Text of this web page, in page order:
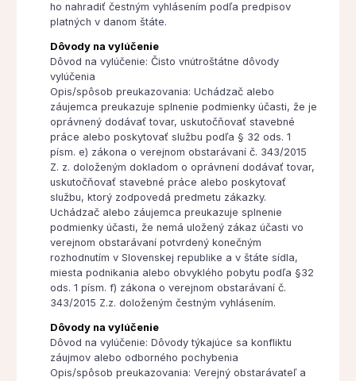
ho nahradiť čestným vyhlásením podľa predpisov
platných v danom štáte.
Dôvody na vylúčenie
Dôvod na vylúčenie: Čisto vnútroštátne dôvody
vylúčenia
Opis/spôsob preukazovania: Uchádzač alebo
záujemca preukazuje splnenie podmienky účasti, že je
oprávnený dodávať tovar, uskutočňovať stavebné
práce alebo poskytovať službu podľa § 32 ods. 1
písm. e) zákona o verejnom obstarávaní č. 343/2015
Z. z. doloženým dokladom o oprávnení dodávať tovar,
uskutočňovať stavebné práce alebo poskytovať
službu, ktorý zodpovedá predmetu zákazky.
Uchádzač alebo záujemca preukazuje splnenie
podmienky účasti, že nemá uložený zákaz účasti vo
verejnom obstarávaní potvrdený konečným
rozhodnutím v Slovenskej republike a v štáte sídla,
miesta podnikania alebo obvyklého pobytu podľa §32
ods. 1 písm. f) zákona o verejnom obstarávaní č.
343/2015 Z.z. doloženým čestným vyhlásením.
Dôvody na vylúčenie
Dôvod na vylúčenie: Dôvody týkajúce sa konfliktu
záujmov alebo odborného pochybenia
Opis/spôsob preukazovania: Verejný obstarávateľ a